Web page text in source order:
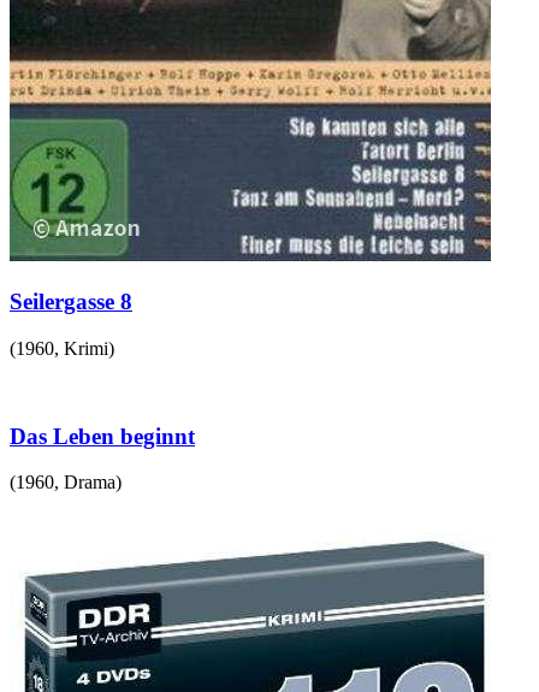
Seilergasse 8
(1960, Krimi)
Das Leben beginnt
(1960, Drama)